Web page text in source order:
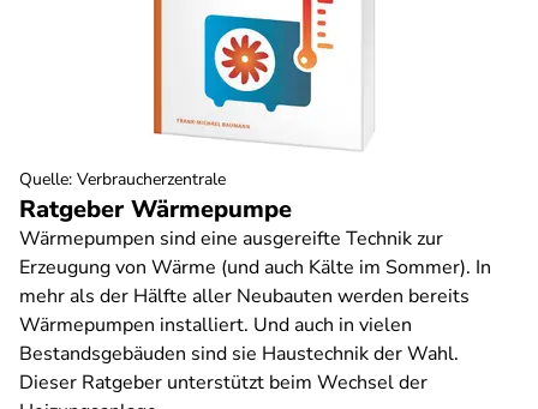
Ratgeber Wärmepumpe
Wärmepumpen sind eine ausgereifte Technik zur
Erzeugung von Wärme (und auch Kälte im Sommer). In
mehr als der Hälfte aller Neubauten werden bereits
Wärmepumpen installiert. Und auch in vielen
Bestandsgebäuden sind sie Haustechnik der Wahl.
Dieser Ratgeber unterstützt beim Wechsel der
Quelle: Verbraucherzentrale